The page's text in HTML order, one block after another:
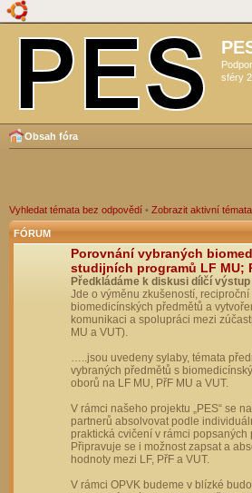
sféry
Obsah fóra
Vyhledat témata bez odpovědí • Zobrazit aktivní témata
FÓRUM
Porovnání vybraných
studijních programů LF MU;
Předkládáme k diskusi dílčí
Jde o výměnu zkušeností,
biomedicínských předmětů a
komunikaci a spolupráci mezi
MU a VUT).
…..jsou uvedeny sylaby, témata
vybraných předmětů s
oborů na LF MU, PřF MU a VUT.
V rámci našeho projektu „PES“ se
partnerů absolvovat podle
praktická cvičení v rámci popsaných
Připravuje se i možnost zapsat a
hodnoty mezi LF, PřF a VUT.
V rámci OPVK budeme v blízké